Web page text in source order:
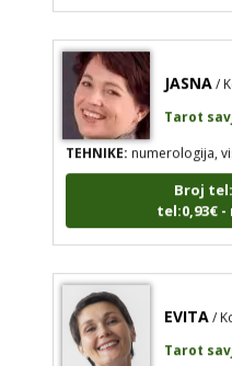
JASNA /
Tarot
TEHNIKE:numerologija,
Broj tel:
tel:0,93€ -
EVITA /
Tarot